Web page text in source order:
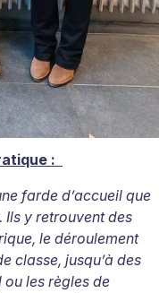
:
farde d’accueil que
Ils y retrouvent des
le déroulement
classe, jusqu’à des
les règles de